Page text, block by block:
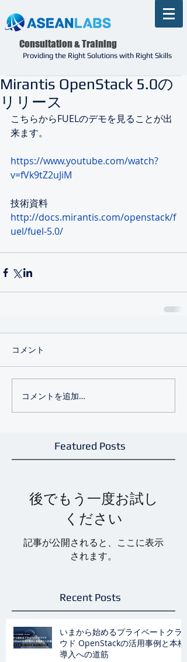
Consultation & Training
Providing the Right Solutions with Right Skills
Mirantis OpenStack 5.0の
リリース
こちらからFUELのデモを見ることが出
来ます。
https://www.youtube.com/watch?
v=fVk9tZ2uJiM
技術資料
http://docs.mirantis.com/openstack/f
uel/fuel-5.0/
コメント
コメントを追加…
Featured Posts
後でもう一度お試し
ください
記事が公開されると、ここに表示
されます。
Recent Posts
いまから始めるプライベートクラ
ウド OpenStackの活用事例と本格
導入への道筋